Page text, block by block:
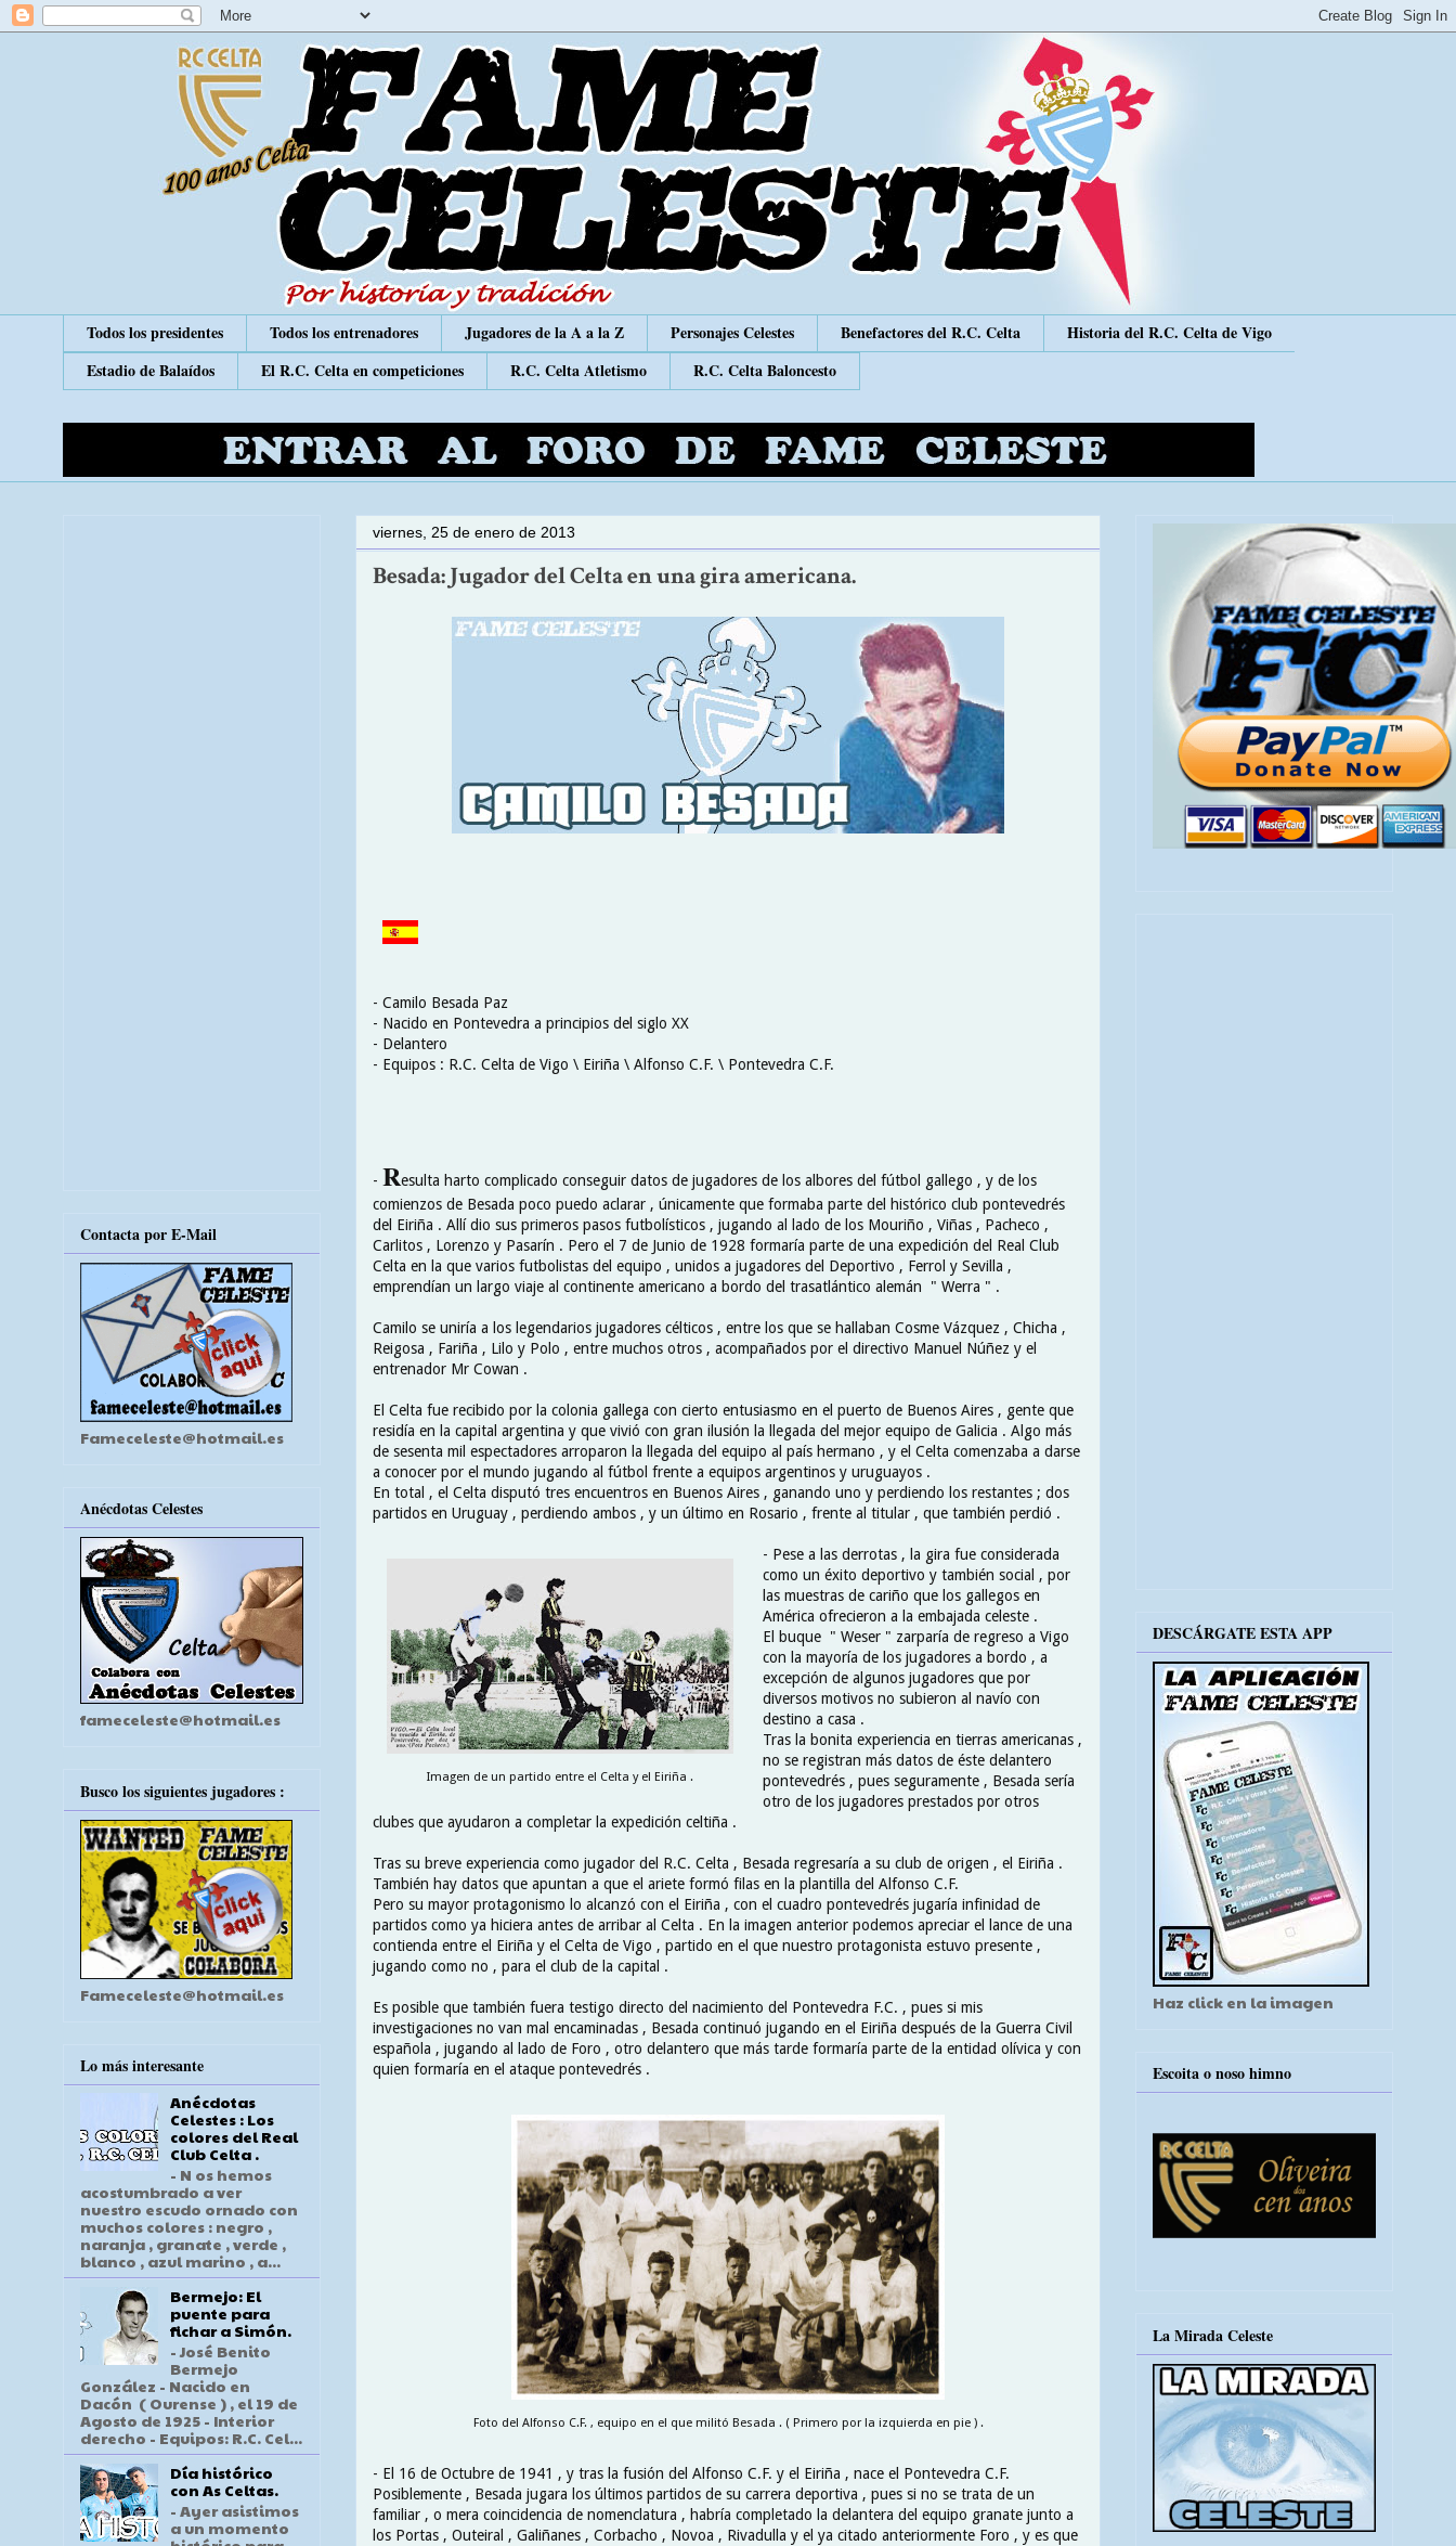
Todos los presidentes Todos los entrenadores Jugadores de la A a la Z Personajes Celestes Benefactores del R.C. Celta
Historia del R.C. Celta de Vigo
Estadio de Balaídos
El R.C. Celta en competiciones R.C. Celta Atletismo R.C. Celta Baloncesto
viernes, 25 de enero de 2013
Besada: Jugador del Celta en una gira americana.
- Camilo Besada Paz
- Nacido en Pontevedra a principios del siglo XX
- Delantero
- Equipos : R.C. Celta de Vigo \ Eiriña \ Alfonso C.F. \ Pontevedra C.F.
- Resulta harto complicado conseguir datos de jugadores de los albores del fútbol gallego , y de los
comienzos de Besada poco puedo aclarar , únicamente que formaba parte del histórico club pontevedrés
del Eiriña . Allí dio sus primeros pasos futbolísticos , jugando al lado de los Mouriño , Viñas , Pacheco ,
Carlitos , Lorenzo y Pasarín . Pero el 7 de Junio de 1928 formaría parte de una expedición del Real Club
Celta en la que varios futbolistas del equipo , unidos a jugadores del Deportivo , Ferrol y Sevilla ,
emprendían un largo viaje al continente americano a bordo del trasatlántico alemán " Werra " .
Camilo se uniría a los legendarios jugadores célticos , entre los que se hallaban Cosme Vázquez , Chicha ,
Reigosa , Fariña , Lilo y Polo , entre muchos otros , acompañados por el directivo Manuel Núñez y el
entrenador Mr Cowan .
El Celta fue recibido por la colonia gallega con cierto entusiasmo en el puerto de Buenos Aires , gente que
residía en la capital argentina y que vivió con gran ilusión la llegada del mejor equipo de Galicia . Algo más
de sesenta mil espectadores arroparon la llegada del equipo al país hermano , y el Celta comenzaba a darse
a conocer por el mundo jugando al fútbol frente a equipos argentinos y uruguayos .
En total , el Celta disputó tres encuentros en Buenos Aires , ganando uno y perdiendo los restantes ; dos
partidos en Uruguay , perdiendo ambos , y un último en Rosario , frente al titular , que también perdió .
Imagen de un partido entre el Celta y el Eiriña .
- Pese a las derrotas , la gira fue considerada
como un éxito deportivo y también social , por
las muestras de cariño que los gallegos en
América ofrecieron a la embajada celeste .
El buque " Weser " zarparía de regreso a Vigo
con la mayoría de los jugadores a bordo , a
excepción de algunos jugadores que por
diversos motivos no subieron al navío con
destino a casa .
Tras la bonita experiencia en tierras americanas ,
no se registran más datos de éste delantero
pontevedrés , pues seguramente , Besada sería
otro de los jugadores prestados por otros
clubes que ayudaron a completar la expedición celtiña .
Tras su breve experiencia como jugador del R.C. Celta , Besada regresaría a su club de origen , el Eiriña .
También hay datos que apuntan a que el ariete formó filas en la plantilla del Alfonso C.F.
Pero su mayor protagonismo lo alcanzó con el Eiriña , con el cuadro pontevedrés jugaría infinidad de
partidos como ya hiciera antes de arribar al Celta . En la imagen anterior podemos apreciar el lance de una
contienda entre el Eiriña y el Celta de Vigo , partido en el que nuestro protagonista estuvo presente ,
jugando como no , para el club de la capital .
Es posible que también fuera testigo directo del nacimiento del Pontevedra F.C. , pues si mis
investigaciones no van mal encaminadas , Besada continuó jugando en el Eiriña después de la Guerra Civil
española , jugando al lado de Foro , otro delantero que más tarde formaría parte de la entidad olívica y con
quien formaría en el ataque pontevedrés .
Foto del Alfonso C.F. , equipo en el que militó Besada . ( Primero por la izquierda en pie ) .
- El 16 de Octubre de 1941 , y tras la fusión del Alfonso C.F. y el Eiriña , nace el Pontevedra C.F.
Posiblemente , Besada jugara los últimos partidos de su carrera deportiva , pues si no se trata de un
familiar , o mera coincidencia de nomenclatura , habría completado la delantera del equipo granate junto a
los Portas , Outeiral , Galiñanes , Corbacho , Novoa , Rivadulla y el ya citado anteriormente Foro , y es que
Contacta por E-Mail
Fameceleste@hotmail.es
Anécdotas Celestes
fameceleste@hotmail.es
Busco los siguientes jugadores :
Fameceleste@hotmail.es
Lo más interesante
Anécdotas
Celestes : Los
colores del Real
Club Celta .
- N os hemos
acostumbrado a ver
nuestro escudo ornado con
muchos colores : negro ,
naranja , granate , verde ,
blanco , azul marino , a...
Bermejo: El
puente para
fichar a Simón.
- José Benito
Bermejo
González - Nacido en
Dacón ( Ourense ) , el 19 de
Agosto de 1925 - Interior
derecho - Equipos: R.C. Cel...
Día histórico
con As Celtas.
- Ayer asistimos
a un momento
DESCÁRGATE ESTA APP
Haz click en la imagen
Escoita o noso himno
La Mirada Celeste